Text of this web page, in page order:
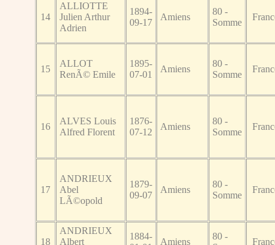
14
ALLIOTTE
Julien Arthur
Adrien
1894-
09-17
Amiens
80 -
Somme
15
ALLOT
RenÃ© Emile
1895-
07-01
Amiens
80 -
Somme
16
ALVES Louis
Alfred Florent
1876-
07-12
Amiens
80 -
Somme
17
ANDRIEUX
Abel
LÃ©opold
1879-
09-07
Amiens
80 -
Somme
18
ANDRIEUX
Albert
1884-
Amiens
80 -